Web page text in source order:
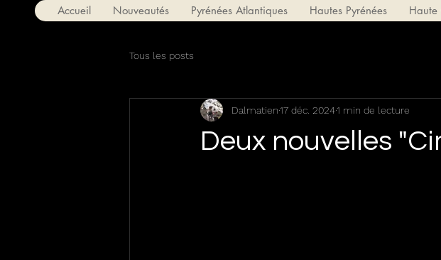
Accueil Nouveautés Pyrénées Atlantiques Hautes Pyrénées Haute
Tous les posts
Deux nouvelles
Dalmatien17 déc. 20241 min de lecture